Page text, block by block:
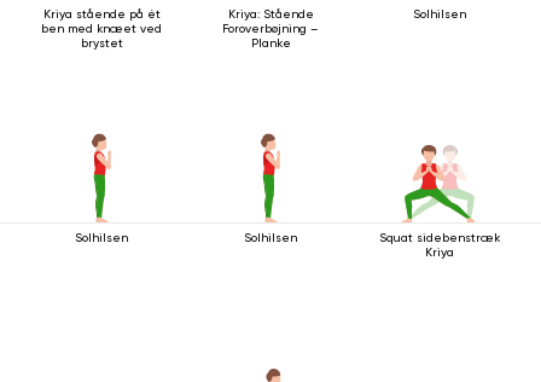
Kriya stående på ét
ben med knæet ved
brystet
Kriya: Stående
Foroverbøjning –
Planke
Solhilsen
Solhilsen Solhilsen
Squat sidebenstræk
Kriya